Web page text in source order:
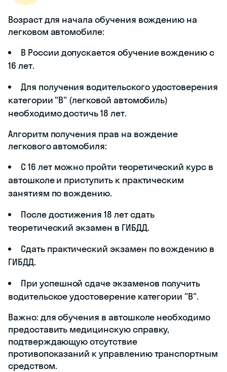
Возраст для начала обучения вождению на
легковом автомобиле:
В России допускается обучение вождению с
16 лет.
Для получения водительского удостоверения
категории "B" (легковой автомобиль)
необходимо достичь 18 лет.
Алгоритм получения прав на вождение
легкового автомобиля:
С 16 лет можно пройти теоретический курс в
автошколе и приступить к практическим
занятиям по вождению.
После достижения 18 лет сдать
теоретический экзамен в ГИБДД.
Сдать практический экзамен по вождению в
ГИБДД.
При успешной сдаче экзаменов получить
водительское удостоверение категории "B".
Важно: для обучения в автошколе необходимо
предоставить медицинскую справку,
подтверждающую отсутствие
противопоказаний к управлению транспортным
средством.